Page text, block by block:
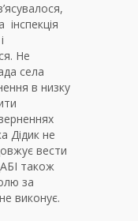
інспекція
Не
села
в низку
Дідик не
вести
також
за
виконує.